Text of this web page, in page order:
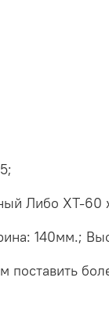
Либо XT-
140мм.;